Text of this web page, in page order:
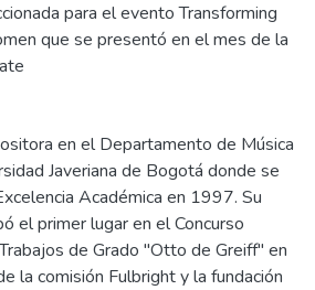
para el evento Transforming
que se presentó en el mes de la
en el Departamento de Música
Javeriana de Bogotá donde se
Académica en 1997. Su
el primer lugar en el Concurso
de Grado "Otto de Greiff" en
la comisión Fulbright y la fundación